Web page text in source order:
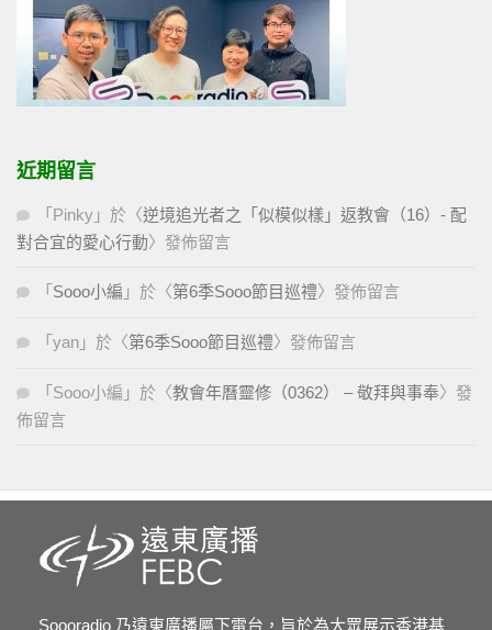
近期留言
「 Pinky 」於〈逆境追光者之「似模似樣」返教會（16）- 配
對合宜的愛心行動〉發佈留言
「 Sooo小編 」於〈第6季Sooo節目巡禮〉發佈留言
「 yan 」於〈第6季Sooo節目巡禮〉發佈留言
「 Sooo小編 」於〈教會年曆靈修（0362） – 敬拜與事奉〉發
佈留言
Soooradio 乃遠東廣播屬下電台，旨於為大眾展示香港基